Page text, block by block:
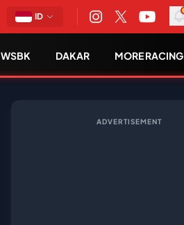
ID
WSBK DAKAR MORE RACING
ADVERTISEMENT